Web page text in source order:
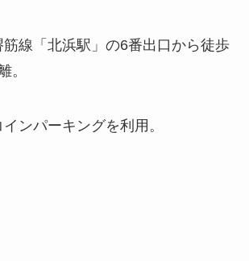
線「北浜駅」の6番出口から徒歩
。
ンパーキングを利用。